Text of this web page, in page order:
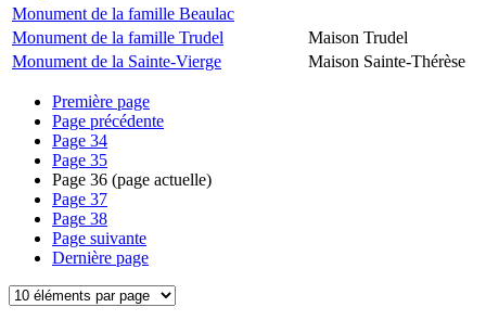
Monument de la famille Beaulac
Monument de la famille Trudel
Maison Trudel
Monument de la Sainte-Vierge
Maison Sainte-Thérèse
Première page
Page précédente
Page 34
Page 35
Page 36 (page actuelle)
Page 37
Page 38
Page suivante
Dernière page